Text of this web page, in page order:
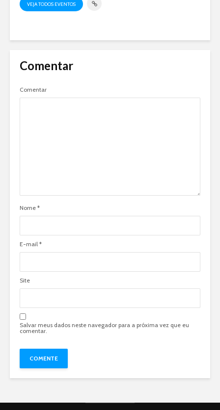
VEJA TODOS EVENTOS
Comentar
Comentar
Nome *
E-mail *
Site
Salvar meus dados neste navegador para a próxima vez que eu
comentar.